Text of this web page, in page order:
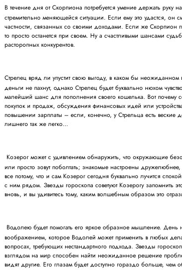
В течение дня от Скорпиона потребуется умение держать руку
стремительно меняющейся ситуации. Если ему это удастся, он
частности, связанных со своими доходами. Если же Скорпион
то просто останется при своем. Ну а счастливыми шансами
расторопных конкурентов.
Стрелец вряд ли упустит свою выгоду, в каком бы
деньги не пахнут, однако Стрелец будет буквально нюхом
малейший шанс для пополнения своего кошелька. Вот
покупок и продаж, обсуждения финансовых идей или
повышении зарплаты – если, конечно, у Стрельца есть веские
лишнего так же легко…
Козерог может с удивлением обнаружить, что окружающие
или просто зовут поболтать; знакомые настроены
все потому, что и сам Козерог сегодня буквально лучится
с ним рядом. Звезды гороскопа советуют Козерогу запомнить
вновь, и вы удивитесь тому, каким волшебным образом это
Водолею будет помогать его яркое образное мышление. День
воображением, которое Водолей может применить в любых
вопросах, требующих нестандартного подхода. Звезды
взглядом на мир способен найти неожиданное решение
видят другие. Его глазам будет доступно гораздо больше, чем